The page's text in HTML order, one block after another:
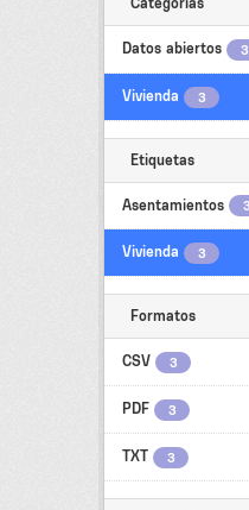
Datos abiertos 3
Vivienda 3
Etiquetas
Asentamientos 3
Vivienda 3
Formatos
CSV 3
PDF 3
TXT 3